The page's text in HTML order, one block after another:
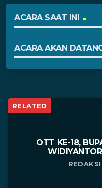
ACARA SAAT INI
ACARA AKAN
RELATED
OTT KE-18,